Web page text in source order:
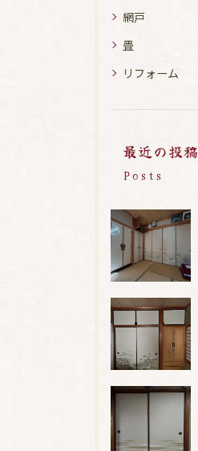
網戸
畳
リフォーム
最近の投稿
Posts